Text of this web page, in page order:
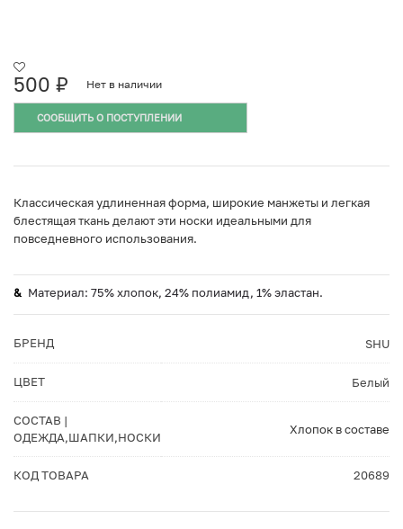
500 ₽ Нет в наличии
СООБЩИТЬ О ПОСТУПЛЕНИИ
Классическая удлиненная форма, широкие манжеты и легкая
блестящая ткань делают эти носки идеальными для
повседневного использования.
Материал: 75% хлопок, 24% полиамид, 1% эластан.
БРЕНД SHU
ЦВЕТ Белый
СОСТАВ |
ОДЕЖДА,ШАПКИ,НОСКИ
Хлопок в составе
КОД ТОВАРА 20689